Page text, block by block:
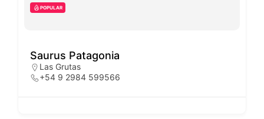
POPULAR
Saurus Patagonia
Las Grutas
+54 9 2984 599566